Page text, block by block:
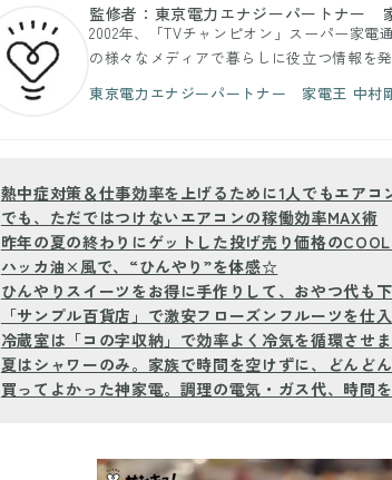
監修者：東京電力エナジーパートナー
2002年、「TVチャンピオン」スーパー家
の様々なメディアで暮らしに役立つ情報を発
東京電力エナジーパートナー 家電王 中村
熱中症対策＆仕事効率を上げるために1人でもエアコ
でも、ただではつけないエアコンの稼働効率MAX術
昨年の夏の終わりにゲットした投げ売り価格の
ハッカ油×風で、“ひんやり”を体感☆
ひんやりスイーツをお得に手作りして、おやつ代も
「サンプル百貨店」で激安フローズンフルーツを仕
冷蔵室は「コの字収納」で効率よく冷気を循環させ
夏はシャワーのみ。家族で時間を空けずに、どんど
買ってよかった神家電。調理の電気・ガス代、時間